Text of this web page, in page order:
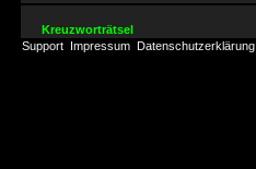
Kreuzworträtsel
Support Impressum Datenschutzerklärung